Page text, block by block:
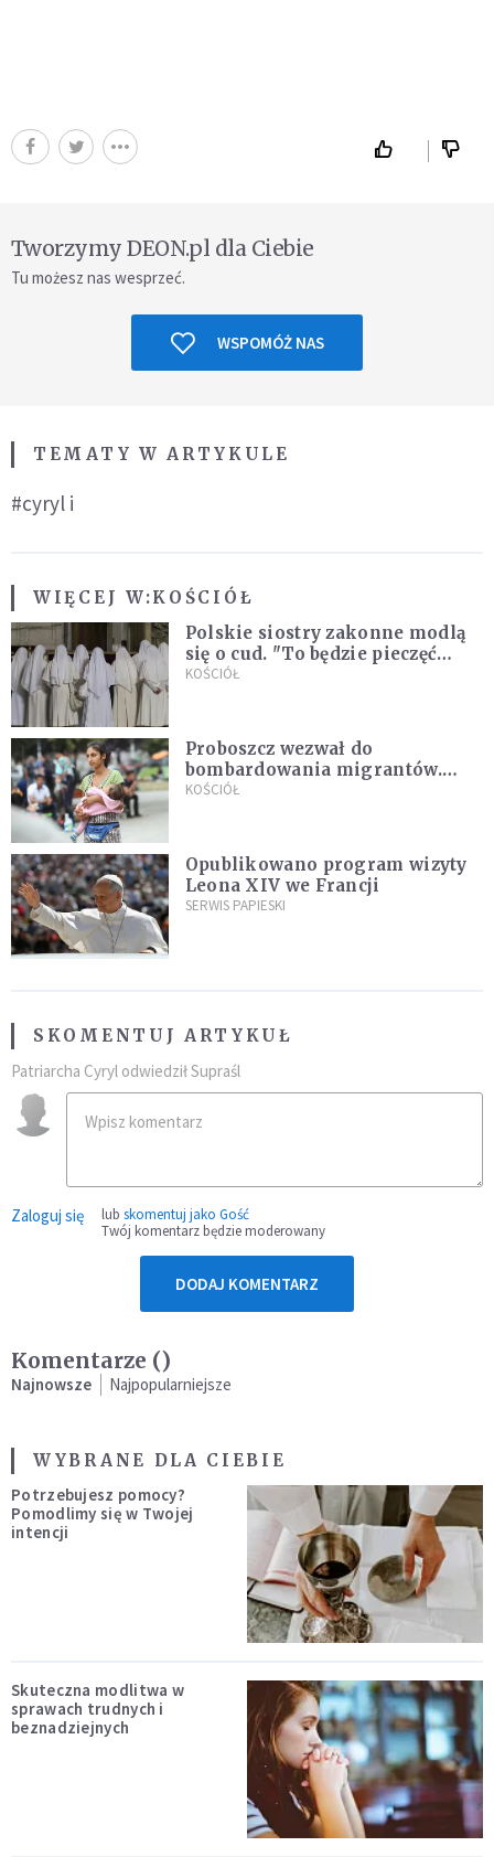
Tworzymy DEON.pl dla Ciebie
Tu możesz nas wesprzeć.
WSPOMÓŻ NAS
TEMATY W ARTYKULE
#cyryl i
WIĘCEJ W:KOŚCIÓŁ
Polskie siostry zakonne modlą
się o cud. "To będzie pieczęć
Pana Boga dla naszej wiary"
KOŚCIÓŁ
Proboszcz wezwał do
bombardowania migrantów.
"Masowy ogień przeciwko
KOŚCIÓŁ
Opublikowano program wizyty
Leona XIV we Francji
SERWIS PAPIESKI
SKOMENTUJ ARTYKUŁ
Patriarcha Cyryl odwiedził Supraśl
Zaloguj się lub skomentuj jako Gość
Twój komentarz będzie moderowany
DODAJ KOMENTARZ
Komentarze ()
Najnowsze Najpopularniejsze
WYBRANE DLA CIEBIE
Potrzebujesz pomocy?
Pomodlimy się w Twojej
intencji
Skuteczna modlitwa w
sprawach trudnych i
beznadziejnych